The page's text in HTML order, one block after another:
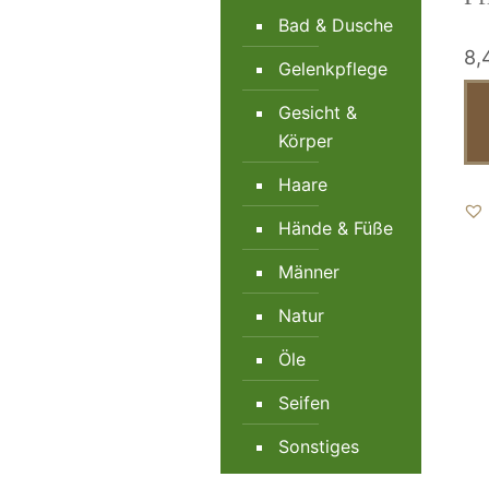
Bad & Dusche
Gelenkpflege
Gesicht &
Körper
Haare
Hände & Füße
Männer
Natur
Öle
Seifen
Sonstiges